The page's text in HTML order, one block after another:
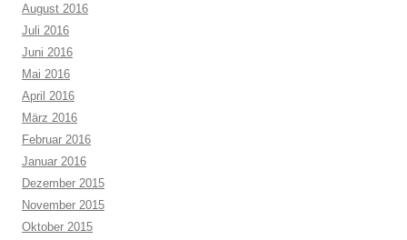
August 2016
Juli 2016
Juni 2016
Mai 2016
April 2016
März 2016
Februar 2016
Januar 2016
Dezember 2015
November 2015
Oktober 2015